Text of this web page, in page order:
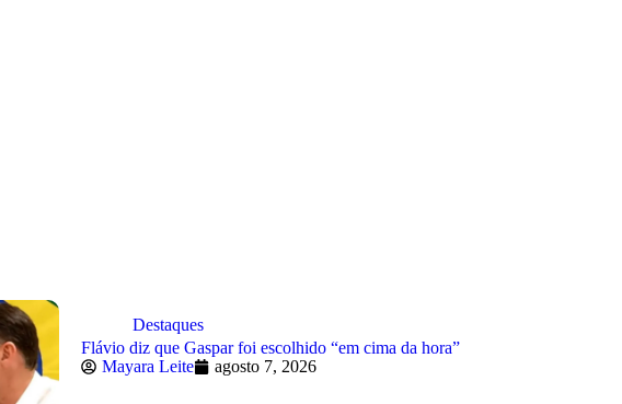
Destaques
Flávio diz que Gaspar foi escolhido “em cima da hora”
Mayara Leite
agosto 7, 2026